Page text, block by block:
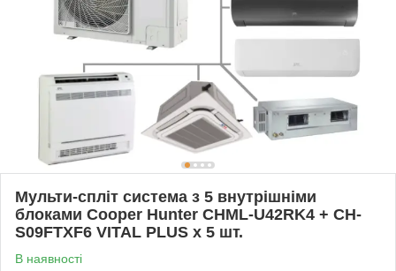
Мульти-спліт система з 5 внутрішніми
блоками Cooper Hunter CHML-U42RK4 + CH-
S09FTXF6 VITAL PLUS x 5 шт.
В наявності